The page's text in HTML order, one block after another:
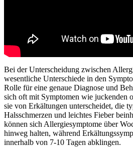
Bei der Unterscheidung zwischen
wesentliche Unterschiede in den
Rolle für eine genaue Diagnose und
sich oft mit Symptomen wie juckenden
sie von Erkältungen unterscheidet, die
Halsschmerzen und leichtes Fieber
können sich Allergiesymptome über
hinweg halten, während
innerhalb von 7-10 Tagen abklingen.